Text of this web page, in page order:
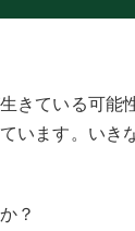
きている可能
います。いき
？